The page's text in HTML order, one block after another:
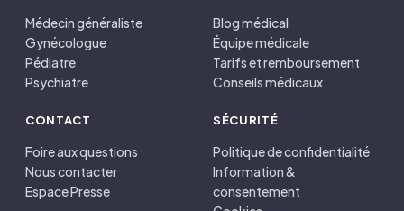
Médecin généraliste
Gynécologue
Pédiatre
Psychiatre
Blog médical
Équipe médicale
Tarifs et remboursement
Conseils médicaux
CONTACT
Foire aux questions
Nous contacter
Espace Presse
SÉCURITÉ
Politique de confidentialité
Information &
consentement